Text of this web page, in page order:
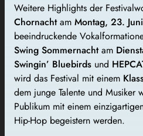
Weitere Highlights der
Chornachtam Montag, 23.
beeindruckende
Swing Sommernachtam
Swingin’ Bluebirds und
wird das Festival mit einem
dem junge Talente und Musiker
Publikum mit einem
Hip-Hop begeistern werden.